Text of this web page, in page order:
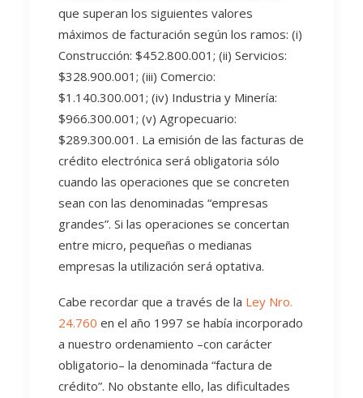
que superan los siguientes valores
máximos de facturación según los ramos: (i)
Construcción: $452.800.001; (ii) Servicios:
$328.900.001; (iii) Comercio:
$1.140.300.001; (iv) Industria y Minería:
$966.300.001; (v) Agropecuario:
$289.300.001. La emisión de las facturas de
crédito electrónica será obligatoria sólo
cuando las operaciones que se concreten
sean con las denominadas “empresas
grandes”. Si las operaciones se concertan
entre micro, pequeñas o medianas
empresas la utilización será optativa.
Cabe recordar que a través de la Ley Nro.
24.760 en el año 1997 se había incorporado
a nuestro ordenamiento –con carácter
obligatorio– la denominada “factura de
crédito”. No obstante ello, las dificultades